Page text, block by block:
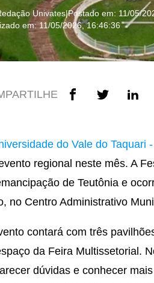
Univates|Postado em: 11/05/
em: 11/05/2026, 16:46:36
do Vale do Taquari
regional neste mês. A
de Teutônia e
no Centro Administrativo
contará com três
da Feira Multissetorial.
dúvidas e conhecer